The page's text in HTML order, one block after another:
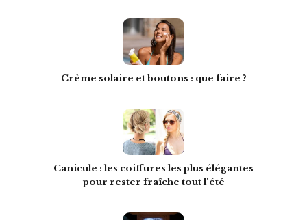
Crème solaire et boutons : que faire ?
Canicule : les coiffures les plus élégantes
pour rester fraîche tout l'été